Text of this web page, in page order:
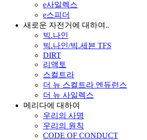
e사일렉스
e스피더
새로운 자전거에 대하여..
빅.나인
빅.나인/빅.세븐 TFS
DIRT
리액토
스컬트라
더 뉴 스컬트라 엔듀런스
더 뉴 사일렉스
메리다에 대하여
우리의 사명
우리의 원칙
CODE OF CONDUCT